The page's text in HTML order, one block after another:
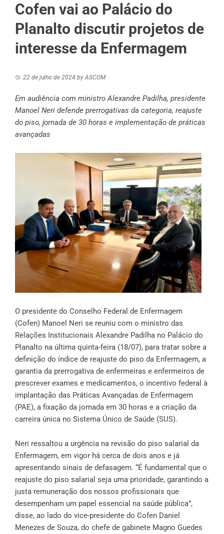
Cofen vai ao Palácio do
Planalto discutir projetos de
interesse da Enfermagem
22 de julho de 2024 byASCOM
Em audiência com ministro Alexandre Padilha, presidente
Manoel Neri defende prerrogativas da categoria, reajuste
do piso, jornada de 30 horas e implementação de práticas
avançadas
O presidente do Conselho Federal de Enfermagem
(Cofen) Manoel Neri se reuniu com o ministro das
Relações Institucionais Alexandre Padilha no Palácio do
Planalto na última quinta-feira (18/07), para tratar sobre a
definição do índice de reajuste do piso da Enfermagem, a
garantia da prerrogativa de enfermeiras e enfermeiros de
prescrever exames e medicamentos, o incentivo federal à
implantação das Práticas Avançadas de Enfermagem
(PAE), a fixação da jornada em 30 horas e a criação da
carreira única no Sistema Único de Saúde (SUS).
Neri ressaltou a urgência na revisão do piso salarial da
Enfermagem, em vigor há cerca de dois anos e já
apresentando sinais de defasagem. “É fundamental que o
reajuste do piso salarial seja uma prioridade, garantindo a
justa remuneração dos nossos profissionais que
desempenham um papel essencial na saúde pública”,
disse, ao lado do vice-presidente do Cofen Daniel
Menezes de Souza, do chefe de gabinete Magno Guedes